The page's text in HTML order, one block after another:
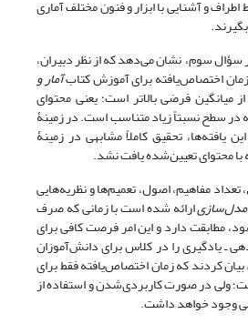
و آشنایی با ابزار و فنون مختلف آماری
سوم، نشان می‌دهد که از نظر دبیران،
اختصاص‌یافته برای آموزش کتابآمار و
میانگین فرضی بالاتر است؛ یعنی محتوای
در سطح نسبتاً زیاد متناسب است. در زمینۀ
تحقیق کاملاً مشابهی در زمینۀ
محتوای تعیین‌شده یافت نشد.
مفاهیم، اصول، تعمیم‌ها و نظریه‌هایی
مدل‌سازیارائه شده است با زمانی که صرف
مطابقت دارد و این امر فرصت کافی برای
ـ یادگیری را در کلاس برای دانش‌آموزان
کردند که زمان اختصاص‌یافته فقط برای
ولی در صورت کاربردی‌شدن و استفاده از
وجود خواهد داشت.